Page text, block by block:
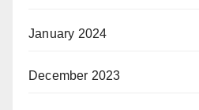
January 2024
December 2023